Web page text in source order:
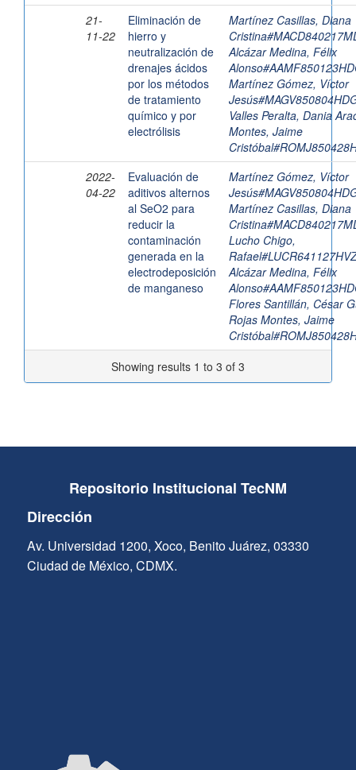
21-
11-22
Eliminación de
hierro y
neutralización de
drenajes ácidos
por los métodos
de tratamiento
químico y por
electrólisis
Martínez Casillas, Diana
Alcázar Medina, Félix
Martínez Gómez, Víctor
Valles Peralta, Dania
Montes, Jaime
2022-
04-22
Evaluación de
aditivos alternos
al SeO2 para
reducir la
contaminación
generada en la
electrodeposición
de manganeso
Martínez Gómez, Víctor
Martínez Casillas, Diana
Lucho Chigo,
Alcázar Medina, Félix
Flores Santillán, César
Rojas Montes, Jaime
Showing results 1 to 3 of 3
Repositorio Institucional TecNM
Dirección
Av. Universidad 1200, Xoco, Benito Juárez, 03330
Ciudad de México, CDMX.